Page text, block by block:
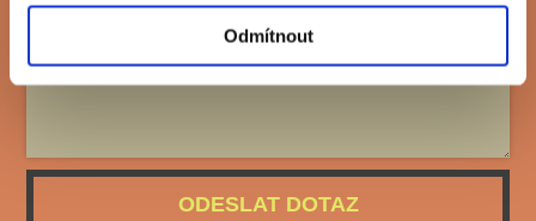
Odmítnout
ODESLAT DOTAZ